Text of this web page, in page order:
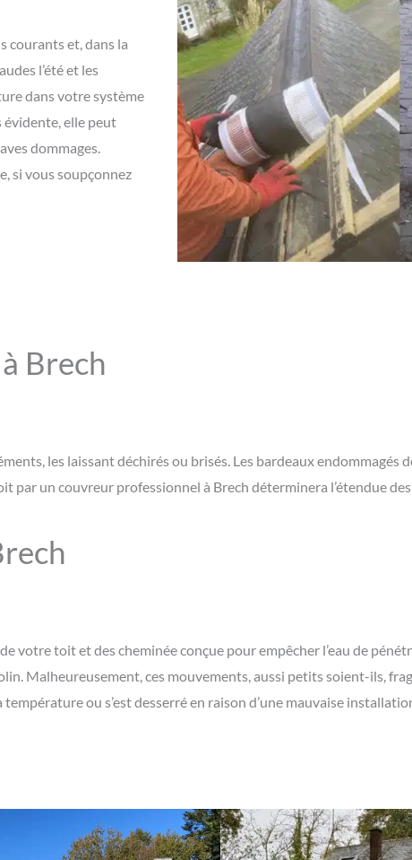
courants et, dans la
l’été et les
dans votre système
elle peut
dommages.
si vous soupçonnez
Brech
les laissant déchirés ou brisés. Les bardeaux endommagés
un couvreur professionnel à Brech déterminera l’étendue
votre toit et des cheminée conçue pour empêcher l’eau de
Malheureusement, ces mouvements, aussi petits soient-ils,
ou s’est desserré en raison d’une mauvaise